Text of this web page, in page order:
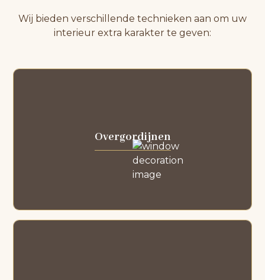
Wij bieden verschillende technieken aan om uw
interieur extra karakter te geven:
Overgordijnen